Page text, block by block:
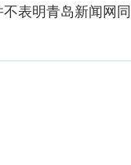
表明青岛新闻网